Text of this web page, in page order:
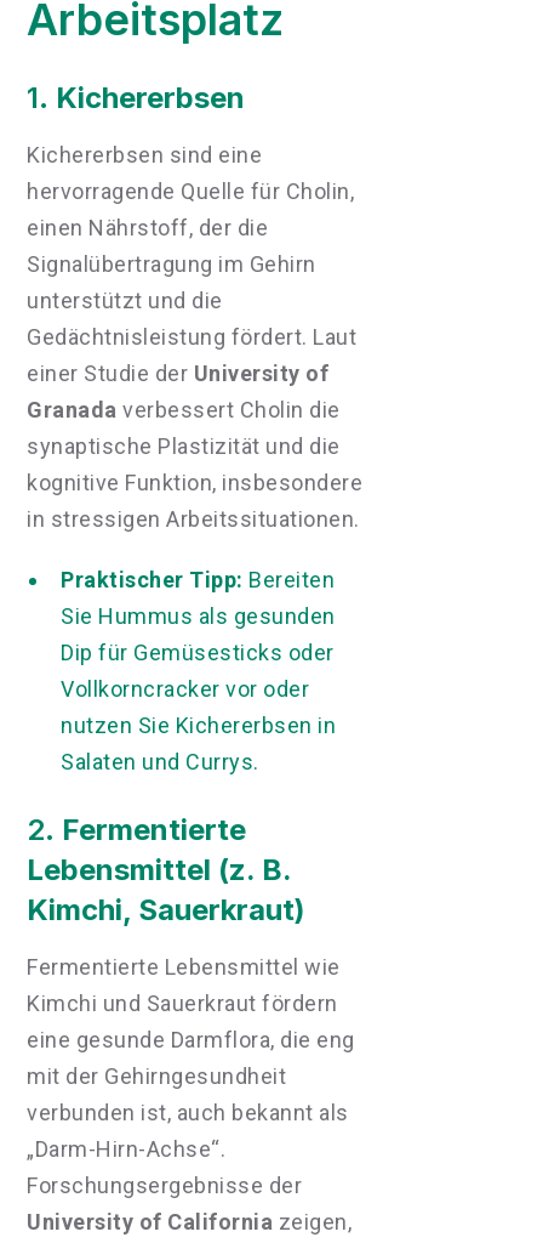
Arbeitsplatz
1. Kichererbsen
Kichererbsen sind eine
hervorragende Quelle für Cholin,
einen Nährstoff, der die
Signalübertragung im Gehirn
unterstützt und die
Gedächtnisleistung fördert. Laut
einer Studie der University of
Granada verbessert Cholin die
synaptische Plastizität und die
kognitive Funktion, insbesondere
in stressigen Arbeitssituationen.
Praktischer Tipp: Bereiten
Sie Hummus als gesunden
Dip für Gemüsesticks oder
Vollkorncracker vor oder
nutzen Sie Kichererbsen in
Salaten und Currys.
2. Fermentierte
Lebensmittel (z. B.
Kimchi, Sauerkraut)
Fermentierte Lebensmittel wie
Kimchi und Sauerkraut fördern
eine gesunde Darmflora, die eng
mit der Gehirngesundheit
verbunden ist, auch bekannt als
„Darm-Hirn-Achse“.
Forschungsergebnisse der
University of California zeigen,